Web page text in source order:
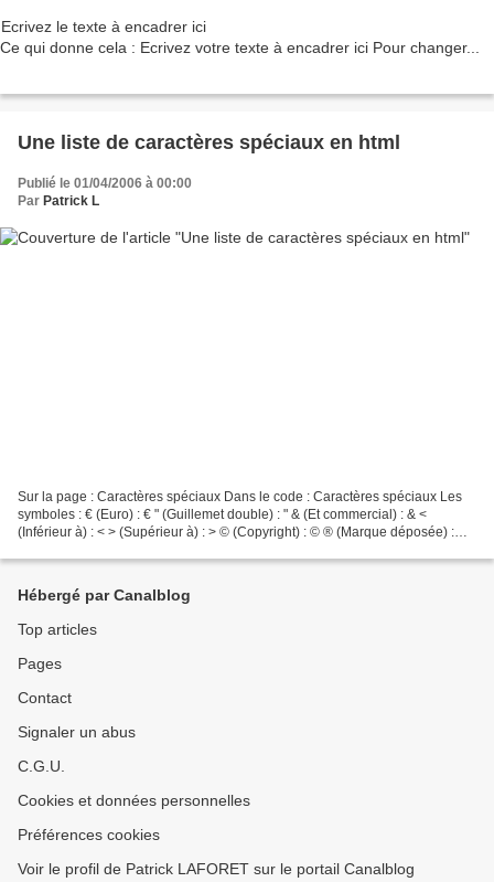
Ecrivez le texte à encadrer ici
Ce qui donne cela : Ecrivez votre texte à encadrer ici Pour changer...
Une liste de caractères spéciaux en html
Publié le 01/04/2006 à 00:00
Par Patrick L
Sur la page : Caractères spéciaux Dans le code : Caractères spéciaux Les
symboles : € (Euro) : € " (Guillemet double) : " & (Et commercial) : & <
(Inférieur à) : < > (Supérieur à) : > © (Copyright) : © ® (Marque déposée) :
Hébergé par Canalblog
Top articles
Pages
Contact
Signaler un abus
C.G.U.
Cookies et données personnelles
Préférences cookies
Voir le profil de Patrick LAFORET sur le portail Canalblog